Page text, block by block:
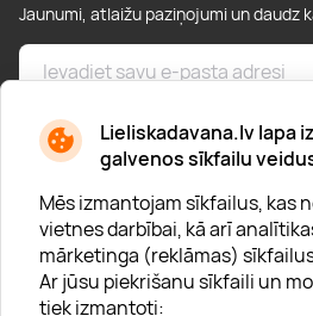
Lieliskadavana.lv lapa
galvenos sīkfailu
Mēs izmantojam sīkfailus, kas
vietnes darbībai, kā arī
mārketinga (reklāmas)
Ar jūsu piekrišanu sīkfaili un
tiek izmantoti:
Jaunumi, atlaižu paziņojumi un daudz
* Esmu iepazinies/usies ar privātuma
Par "Lieliska dāvana"